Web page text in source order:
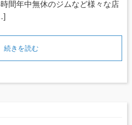
間年中無休のジムなど様々な店
続きを読む